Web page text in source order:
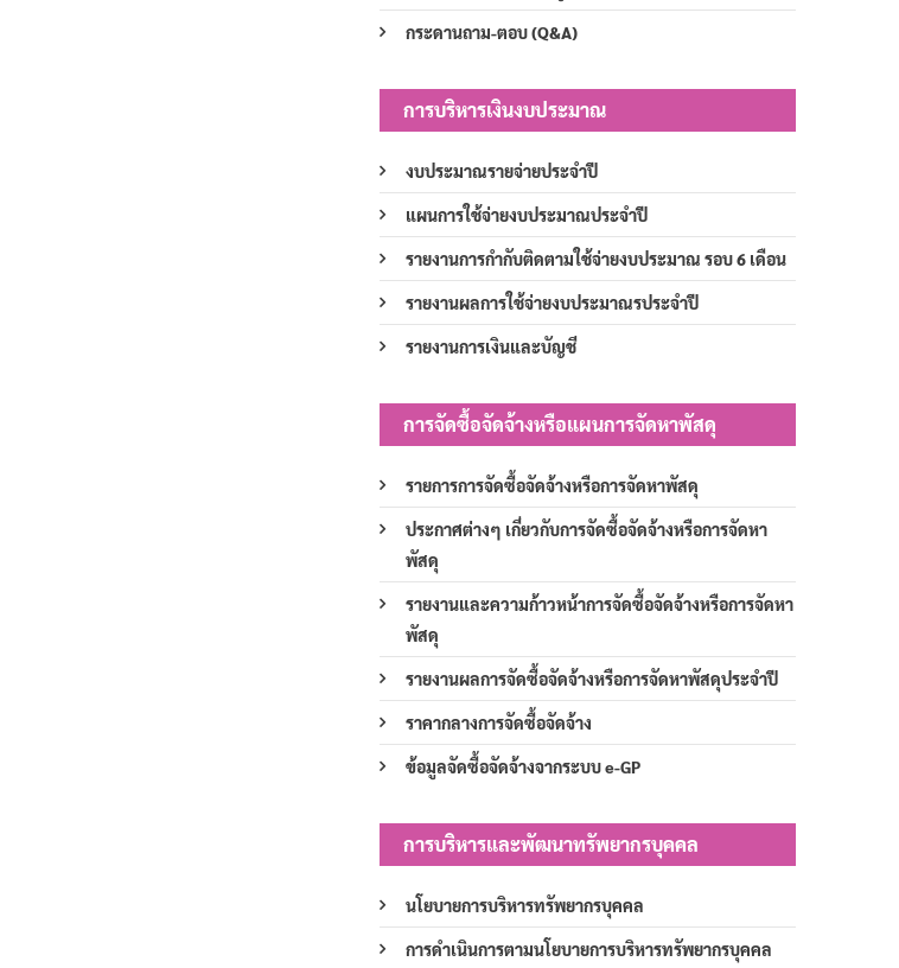
กระดานถาม-ตอบ (Q&A)
การบริหารเงินงบประมาณ
งบประมาณรายจ่ายประจำปี
แผนการใช้จ่ายงบประมาณประจำปี
รายงานการกำกับติดตามใช้จ่ายงบประมาณ รอบ 6 เดือน
รายงานผลการใช้จ่ายงบประมาณรประจำปี
รายงานการเงินและบัญชี
การจัดซื้อจัดจ้างหรือแผนการจัดหาพัสดุ
รายการการจัดซื้อจัดจ้างหรือการจัดหาพัสดุ
ประกาศต่างๆ เกี่ยวกับการจัดซื้อจัดจ้างหรือการจัดหา
พัสดุ
รายงานและความก้าวหน้าการจัดซื้อจัดจ้างหรือการจัดหา
พัสดุ
รายงานผลการจัดซื้อจัดจ้างหรือการจัดหาพัสดุประจำปี
ราคากลางการจัดซื้อจัดจ้าง
ข้อมูลจัดซื้อจัดจ้างจากระบบ e-GP
การบริหารและพัฒนาทรัพยากรบุคคล
นโยบายการบริหารทรัพยากรบุคคล
การดำเนินการตามนโยบายการบริหารทรัพยากรบุคคล